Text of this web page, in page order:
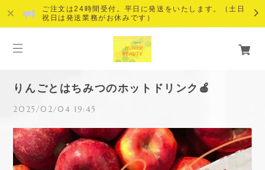
ご注文は24時間受付。平日に発送をいたします。（土日
祝日は発送業務がお休みです）
りんごとはちみつのホットドリンク🍎
2025/02/04 19:45